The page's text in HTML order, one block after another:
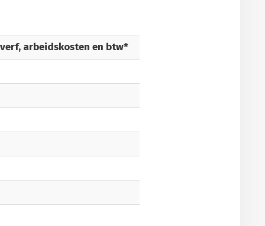
arbeidskosten en btw*